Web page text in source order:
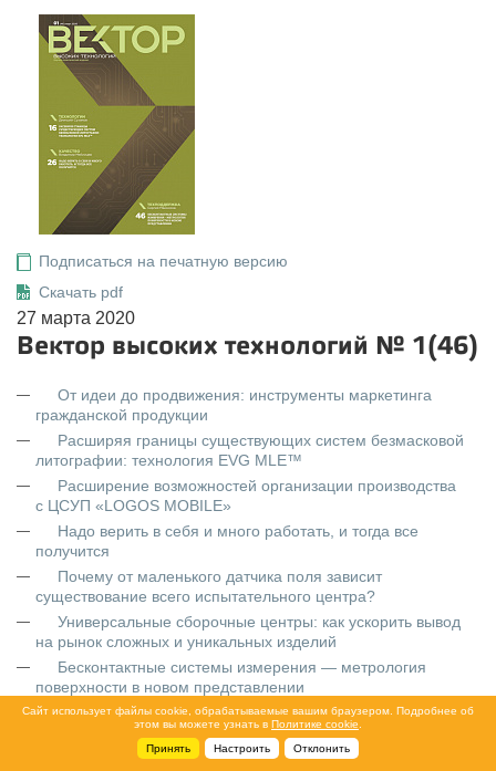
Подписаться на печатную версию
Скачать pdf
27 марта 2020
Вектор высоких технологий № 1(46)
От идеи до продвижения: инструменты маркетинга
гражданской продукции
Расширяя границы существующих систем безмасковой
литографии: технология EVG MLE™
Расширение возможностей организации производства
с ЦСУП «LOGOS MOBILE»
Надо верить в себя и много работать, и тогда все
получится
Почему от маленького датчика поля зависит
существование всего испытательного центра?
Универсальные сборочные центры: как ускорить вывод
на рынок сложных и уникальных изделий
Бесконтактные системы измерения — метрология
поверхности в новом представлении
«Техническая чистота» в производстве электроники.
Оценка рисков и методика определения чистоты
Сайт использует файлы cookie, обрабатываемые вашим браузером. Подробнее об
этом вы можете узнать в Политике cookie
Принять
Настроить Отклонить